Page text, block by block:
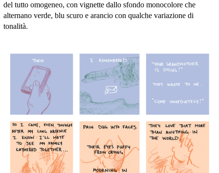
del tutto omogeneo, con vignette dallo sfondo monocolore che
alternano verde, blu scuro e arancio con qualche variazione di
tonalità.